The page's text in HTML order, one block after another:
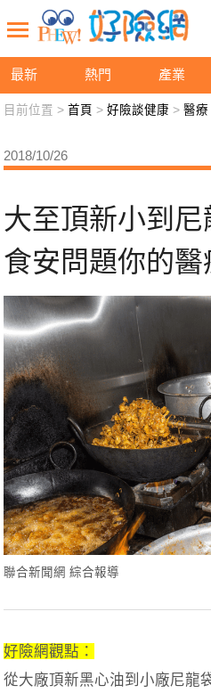
最新 熱門 產業
新聞觀點 業務交流
退休先準備 好險學堂
目前位置 >首頁 >好險談健康 >醫療
2018/10/26
大至頂新小到
食安問題你的醫
聯合新聞網 綜合報導
好險網觀點：
從大廠頂新黑心油到小廠尼龍